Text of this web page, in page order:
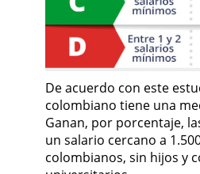
De acuerdo con este
colombiano tiene una
Ganan, por porcentaje,
un salario cercano a
colombianos, sin hijos y